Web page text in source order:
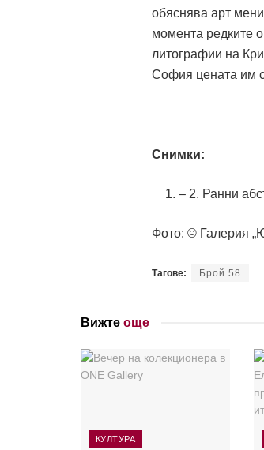
обяснява арт
момента редките
литографии на
София цената им
Снимки:
– 2. Ранни
Фото: © Галерия
Тагове: Брой 58
Вижте още
КУЛТУРА